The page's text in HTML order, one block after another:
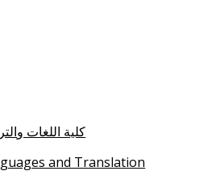
كلية اللغات و
and Translation